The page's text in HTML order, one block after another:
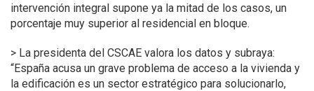
intervención integral supone ya la mitad de los casos, un
porcentaje muy superior al residencial en bloque.
> La presidenta del CSCAE valora los datos y subraya:
“España acusa un grave problema de acceso a la vivienda y
la edificación es un sector estratégico para solucionarlo,